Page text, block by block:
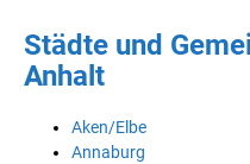
Städte und
Anhalt
Aken/Elbe
Annaburg